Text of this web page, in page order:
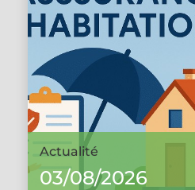
Actualité
03/08/2026